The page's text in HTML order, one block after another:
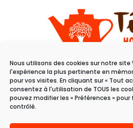
Nous utilisons des cookies sur notre site
l'expérience la plus pertinente en
pour vos visites. En cliquant sur « Tout
consentez à l'utilisation de TOUS les
pouvez modifier les « Préférences »
contrôlé.
Du